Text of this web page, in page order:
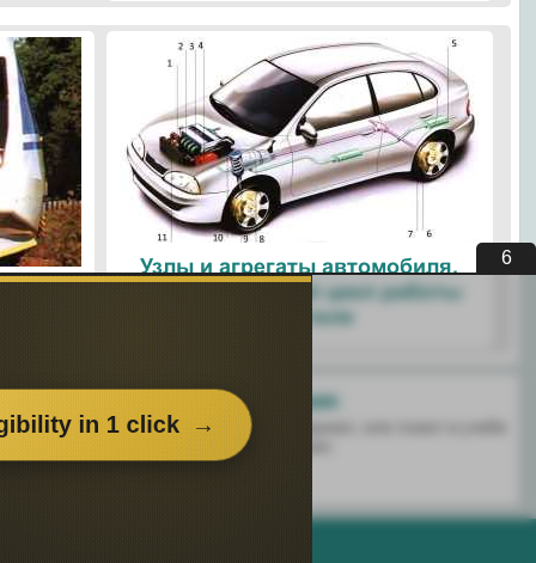
Узлы и агрегаты автомобиля.
Четырехтактный цикл работы
двигателя
Поделитесь с друзьями:
пользу информационный материал, или помог в учебе
этим сайтом с друзьями и знакомыми.
5